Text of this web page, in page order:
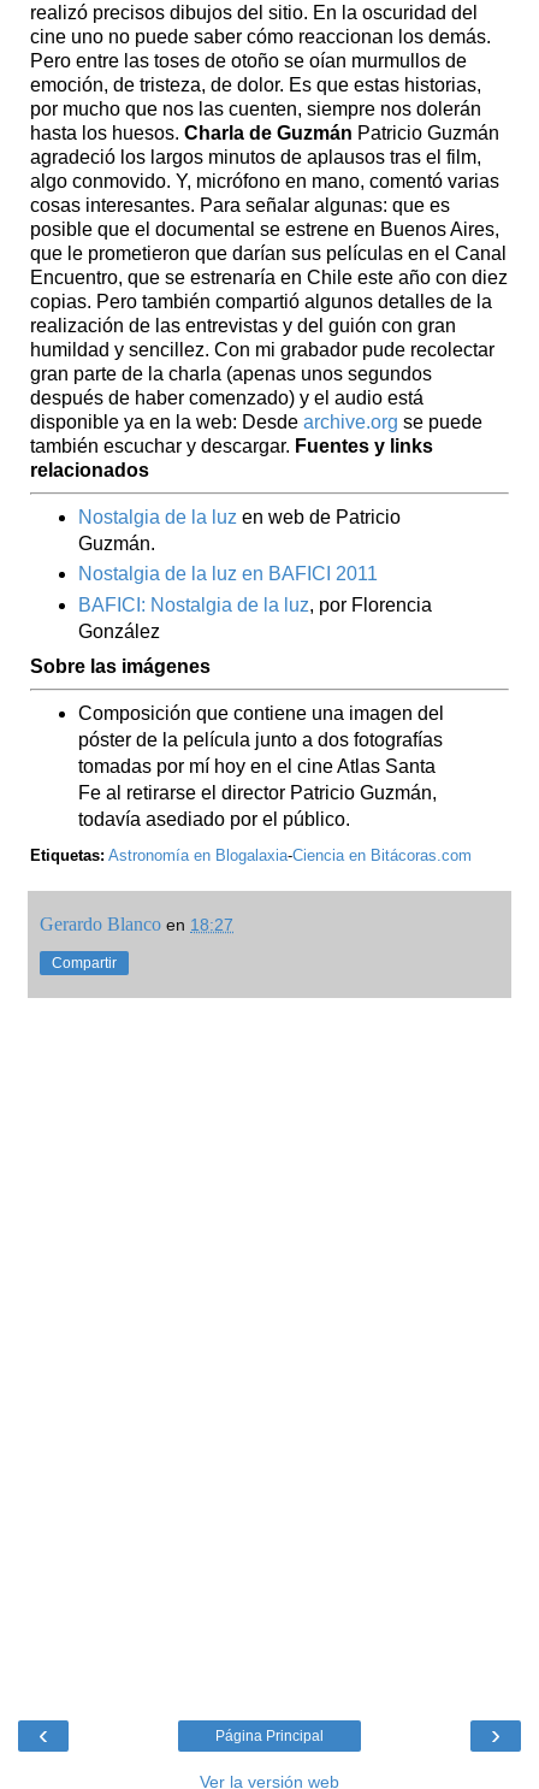
realizó precisos dibujos del sitio. En la oscuridad del
cine uno no puede saber cómo reaccionan los demás.
Pero entre las toses de otoño se oían murmullos de
emoción, de tristeza, de dolor. Es que estas historias,
por mucho que nos las cuenten, siempre nos dolerán
hasta los huesos. Charla de Guzmán Patricio Guzmán
agradeció los largos minutos de aplausos tras el film,
algo conmovido. Y, micrófono en mano, comentó varias
cosas interesantes. Para señalar algunas: que es
posible que el documental se estrene en Buenos Aires,
que le prometieron que darían sus películas en el Canal
Encuentro, que se estrenaría en Chile este año con diez
copias. Pero también compartió algunos detalles de la
realización de las entrevistas y del guión con gran
humildad y sencillez. Con mi grabador pude recolectar
gran parte de la charla (apenas unos segundos
después de haber comenzado) y el audio está
disponible ya en la web: Desde archive.org se puede
también escuchar y descargar. Fuentes y links
relacionados
Nostalgia de la luz en web de Patricio
Guzmán.
Nostalgia de la luz en BAFICI 2011
BAFICI: Nostalgia de la luz, por Florencia
González
Sobre las imágenes
Composición que contiene una imagen del
póster de la película junto a dos fotografías
tomadas por mí hoy en el cine Atlas Santa
Fe al retirarse el director Patricio Guzmán,
todavía asediado por el público.
Etiquetas: Astronomía en Blogalaxia-Ciencia en Bitácoras.com
Gerardo Blanco en 18:27
Compartir
‹ ›
Página Principal
Ver la versión web